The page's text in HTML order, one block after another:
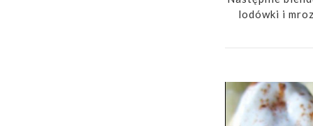
lodówki i